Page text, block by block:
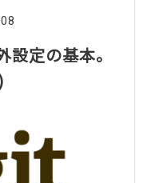
定の基本。